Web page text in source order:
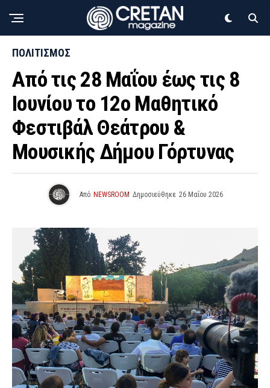
ΠΟΛΙΤΙΣΜΟΣ
Από τις 28 Μαΐου έως τις 8
Ιουνίου το 12ο Μαθητικό
Φεστιβάλ Θεάτρου &
Μουσικής Δήμου Γόρτυνας
Από NEWSROOM Δημοσιεύθηκε 26 Μαΐου 2026